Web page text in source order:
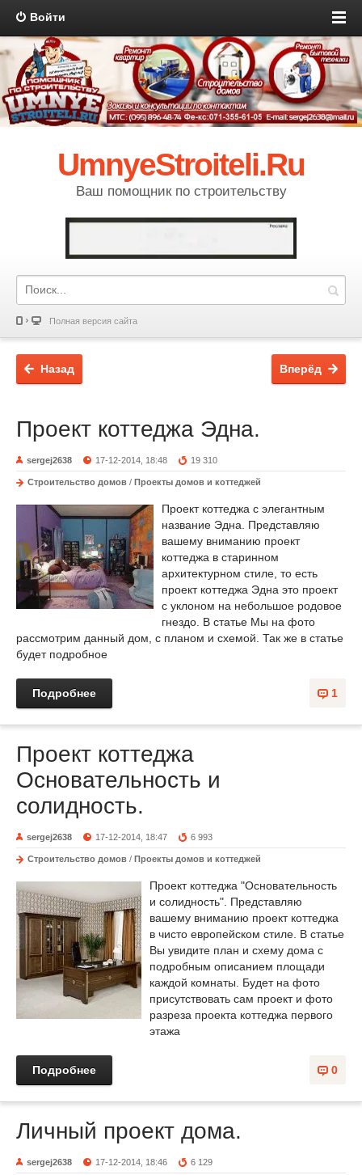
Войти
UmnyeStroiteli.Ru
Ваш помощник по строительству
Полная версия сайта
Вперёд
Назад
Проект коттеджа Эдна.
sergej2638 17-12-2014, 18:48 19 310
Строительство домов / Проекты домов и коттеджей
Проект коттеджа с элегантным
название Эдна. Представляю
вашему вниманию проект
коттеджа в старинном
архитектурном стиле, то есть
проект коттеджа Эдна это проект
с уклоном на небольшое родовое
гнездо. В статье Мы на фото
рассмотрим данный дом, с планом и схемой. Так же в статье
будет подробное
1
Подробнее
Проект коттеджа
Основательность и
солидность.
sergej2638 17-12-2014, 18:47 6 993
Строительство домов / Проекты домов и коттеджей
Проект коттеджа "Основательность
и солидность". Представляю
вашему вниманию проект коттеджа
в чисто европейском стиле. В статье
Вы увидите план и схему дома с
подробным описанием площади
каждой комнаты. Будет на фото
присутствовать сам проект и фото
разреза проекта коттеджа первого
этажа
0
Подробнее
Личный проект дома.
sergej2638 17-12-2014, 18:46 6 129